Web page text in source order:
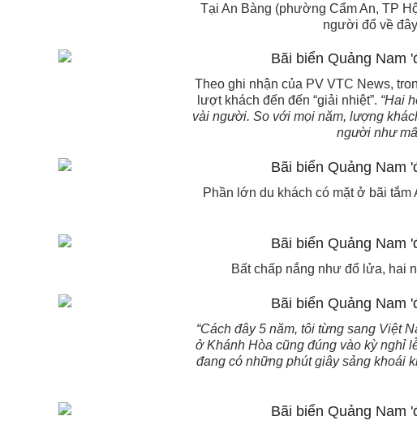
Tại An Bàng (phường Cẩm An, TP
người đổ về
Theo ghi nhận của PV VTC News,
lượt khách đến đến “giải nhiệt”. “Hai
vài người. So với mọi năm, lượng
người như
Phần lớn du khách có mặt ở bãi
Bất chấp nắng như đổ lửa, hai
“Cách đây 5 năm, tôi từng sang Việt
ở Khánh Hòa cũng đúng vào kỳ nghỉ
đang có những phút giây sảng khoái